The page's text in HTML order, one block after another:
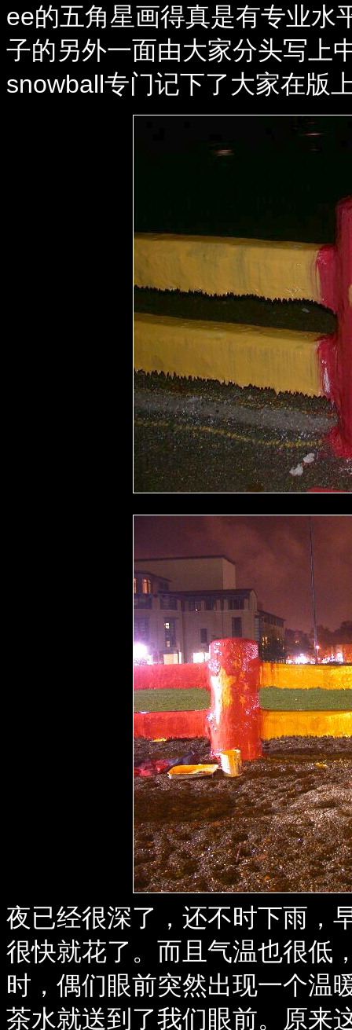
ee的五角星画得真是有专业水
子的另外一面由大家分头写上
snowball专门记下了大家在版
夜已经很深了，还不时下雨，
很快就花了。而且气温也很低
时，偶们眼前突然出现一个温
茶水就送到了我们眼前。原来